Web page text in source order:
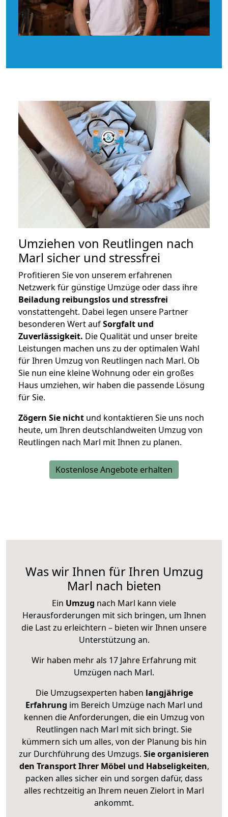
Umziehen von Reutlingen nach
Marl sicher und stressfrei
Profitieren Sie von unserem erfahrenen
Netzwerk für günstige Umzüge oder dass ihre
Beiladung reibungslos und stressfrei
vonstattengeht. Dabei legen unsere Partner
besonderen Wert aufSorgfalt und
Zuverlässigkeit. Die Qualität und unser breite
Leistungen machen uns zu der optimalen Wahl
für Ihren Umzug von Reutlingen nach Marl. Ob
Sie nun eine kleine Wohnung oder ein großes
Haus umziehen, wir haben die passende Lösung
für Sie.
Zögern Sie nicht und kontaktieren Sie uns noch
heute, um Ihren deutschlandweiten Umzug von
Reutlingen nach Marl mit Ihnen zu planen.
Kostenlose Angebote erhalten
Was wir Ihnen für Ihren Umzug
Marl nach bieten
Ein Umzug nach Marl kann viele
Herausforderungen mit sich bringen, um Ihnen
die Last zu erleichtern – bieten wir Ihnen unsere
Unterstützung an.
Wir haben mehr als 17 Jahre Erfahrung mit
Umzügen nach Marl.
Die Umzugsexperten haben langjährige
Erfahrung im Bereich Umzüge nach Marl und
kennen die Anforderungen, die ein Umzug von
Reutlingen nach Marl mit sich bringt. Sie
kümmern sich um alles, von der Planung bis hin
zur Durchführung des Umzugs. Sie organisieren
den Transport Ihrer Möbel und Habseligkeiten,
packen alles sicher ein und sorgen dafür, dass
alles rechtzeitig an Ihrem neuen Zielort in Marl
ankommt.